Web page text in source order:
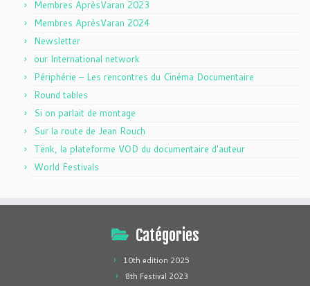
Membres AprèsVaran 2023
Membres AprèsVaran 2024
Newsletter
our International network
Périphérie – Les rencontres du Cinéma Documentaire
Round tables
Si on parlait de montage
Sur la route de Jean Rouch
Tënk, la plateforme VOD du documentaire d'auteur
World Festivals
Catégories
10th edition 2025
8th Festival 2023